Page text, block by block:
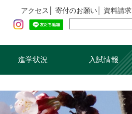
アクセス 寄付のお願い 資料請求
進学状況 入試情報